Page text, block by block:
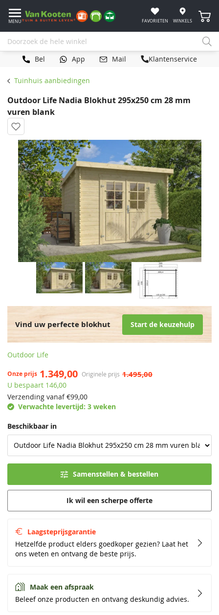
MENU FAVORIETEN WINKELS
Bel App Mail Klantenservice
Tuinhuis aanbiedingen
Outdoor Life Nadia Blokhut 295x250 cm 28 mm
vuren blank
Vind uw perfecte blokhut Start de keuzehulp
Outdoor Life
Originele prijs 1.495,00
Onze prijs 1.349,00
U bespaart 146,00
Verzending vanaf €99,00
Verwachte levertijd: 3 weken
Beschikbaar in
Laagsteprijsgarantie
Hetzelfde product elders goedkoper gezien? Laat het
ons weten en ontvang de beste prijs.
Maak een afspraak
Beleef onze producten en ontvang deskundig advies.
Samenstellen & bestellen
Ik wil een scherpe offerte